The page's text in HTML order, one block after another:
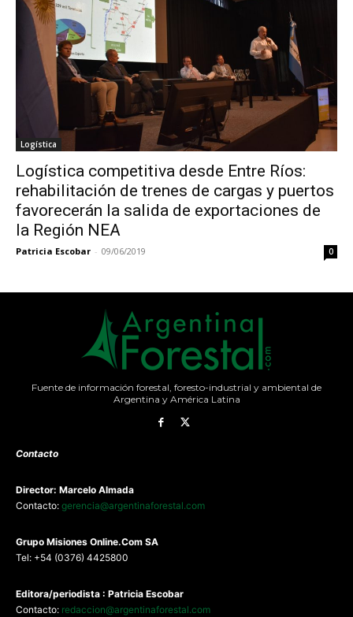
Logística
Logística competitiva desde Entre Ríos:
rehabilitación de trenes de cargas y puertos
favorecerán la salida de exportaciones de
la Región NEA
Patricia Escobar - 09/06/2019 0
Fuente de información forestal, foresto-industrial y ambiental de
Argentina y América Latina
Contacto
Director: Marcelo Almada
Contacto: gerencia@argentinaforestal.com
Grupo Misiones Online.Com SA
Tel: +54 (0376) 4425800
Editora/periodista : Patricia Escobar
Contacto: redaccion@argentinaforestal.com